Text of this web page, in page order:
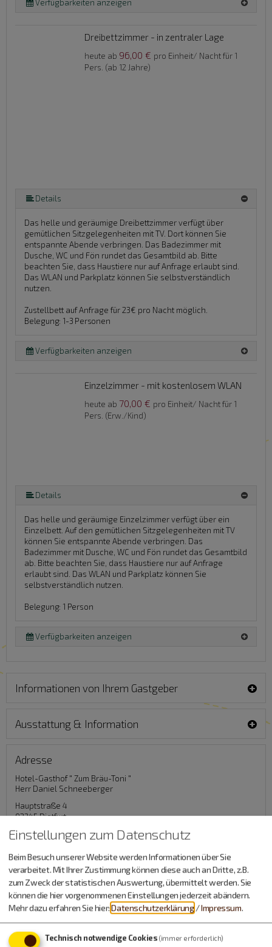
Verfügbarkeiten anzeigen
Dreibettzimmer - in zentraler Lage
heute ab 96,00 € pro Einheit/ Nacht für 1
Pers. (ab 12 Jahre)
Details
Das helle und geräumige Dreibettzimmer verfügt über
gemütlichen Sitzgelegenheiten mit TV. Dort können Sie
entspannte Abende verbringen. Das Badezimmer mit
Dusche, WC und Fön rundet das Gesamtbild ab. Bitte
beachten Sie, dass Haustiere nur auf Anfrage erlaubt sind.
Das WLAN und Parkplatz können Sie selbstverständlich
nutzen.
Zustellbett auf Anfrage für 23€ pro Nacht möglich.
Belegung: 1-3 Personen
Verfügbarkeiten anzeigen
Einzelzimmer - mit kostenlosem WLAN
heute ab 70,00 € pro Einheit/ Nacht für 1
Pers. (Erw./Kind)
Details
Das helle und geräumige Einzelzimmer verfügt über ein
Einzelbett. Auf den gemütlichen Sitzgelegenheiten mit TV
können Sie entspannte Abende verbringen. Das
Badezimmer mit Dusche, WC und Fön rundet das Gesamtbild
ab. Bitte beachten Sie, dass Haustiere nur auf Anfrage
erlaubt sind. Das WLAN und Parkplatz können Sie
selbstverständlich nutzen.
Belegung: 1 Person
Verfügbarkeiten anzeigen
Informationen von Ihrem Gastgeber
Ausstattung & Information
Adresse
Hotel-Gasthof " Zum Bräu-Toni "
Herr Daniel Schneeberger
Hauptstraße 4
92345Dietfurt
08464 605100
Kontaktformular »
Website »
Auszeichnungen
Einstellungen zum Datenschutz
Beim Besuch unserer Website werden Informationen über Sie
verarbeitet. Mit Ihrer Zustimmung können diese auch an Dritte, z.B.
zum Zweck der statistischen Auswertung, übermittelt werden. Sie
können die hier vorgenommenen Einstellungen jederzeit abändern.
Mehr dazu erfahren Sie hier:Datenschutzerklärung /Impressum.
Technisch notwendige Cookies (immer erforderlich)